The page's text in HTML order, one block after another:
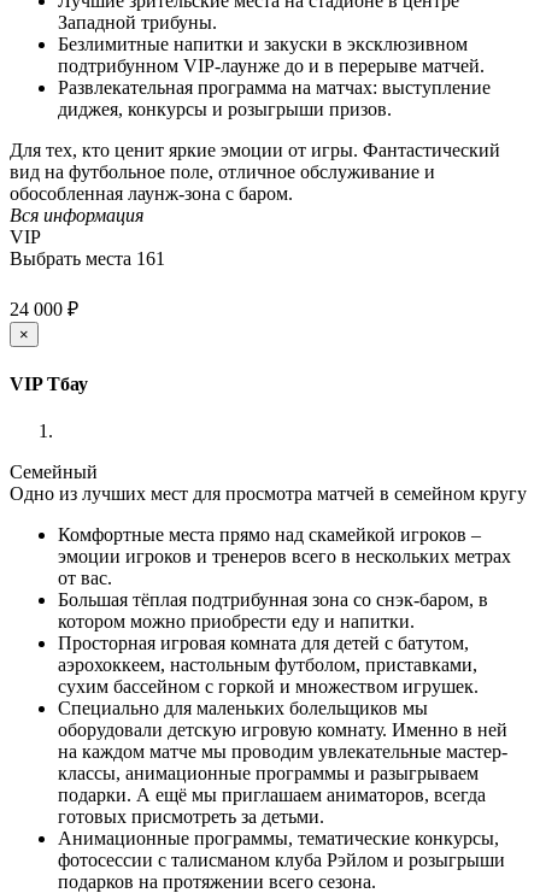
Западной трибуны.
Безлимитные напитки и закуски в эксклюзивном
подтрибунном VIP-лаунже до и в перерыве матчей.
Развлекательная программа на матчах: выступление
диджея, конкурсы и розыгрыши призов.
Для тех, кто ценит яркие эмоции от игры. Фантастический
вид на футбольное поле, отличное обслуживание и
обособленная лаунж-зона с баром.
Вся информация
VIP
Выбрать места 161
24 000 ₽
×
VIP Тбау
Семейный
Одно из лучших мест для просмотра матчей в семейном кругу
Комфортные места прямо над скамейкой игроков –
эмоции игроков и тренеров всего в нескольких метрах
от вас.
Большая тёплая подтрибунная зона со снэк-баром, в
котором можно приобрести еду и напитки.
Просторная игровая комната для детей с батутом,
аэрохоккеем, настольным футболом, приставками,
сухим бассейном с горкой и множеством игрушек.
Специально для маленьких болельщиков мы
оборудовали детскую игровую комнату. Именно в ней
на каждом матче мы проводим увлекательные мастер-
классы, анимационные программы и разыгрываем
подарки. А ещё мы приглашаем аниматоров, всегда
готовых присмотреть за детьми.
Анимационные программы, тематические конкурсы,
фотосессии с талисманом клуба Рэйлом и розыгрыши
подарков на протяжении всего сезона.